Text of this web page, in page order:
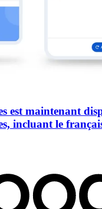
est maintenant
incluant le